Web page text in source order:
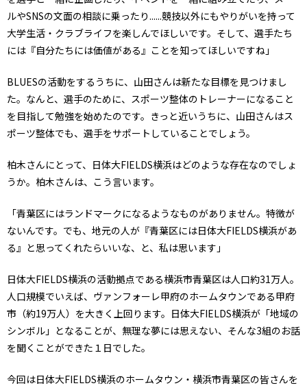
ルやSNSの文面の相談に乗ったり......競技以外にもやりがいを持って
大学生活・クラブライフを楽しんでほしいです。そして、選手たち
には『自分たちには価値がある』ことを知ってほしいですね」
BLUESの活動をするうちに、山田さんは新たな目標を見つけまし
た。なんと、選手のために、スポーツ整体のトレーナーになること
を目指して勉強を始めたのです。きっと近いうちに、山田さんはス
ポーツ整体でも、選手をサポートしていることでしょう。
柏木さんにとって、日体大FIELDS横浜はどのような存在なのでしょ
うか。柏木さんは、こう言います。
「青葉区にはランドマークになるようなものがありません。特徴が
ないんです。でも、地元の人が『青葉区には日体大FIELDS横浜があ
る』と思ってくれたらいいな、と、私は思います」
日体大FIELDS横浜の活動拠点である横浜市青葉区は人口約31万人。
人口規模でいえば、ヴァンフォーレ甲府のホームタウンである甲府
市（約19万人）を大きく上回ります。日体大FIELDS横浜が「地域の
シンボル」となることが、無理な夢には思えない、そんな3組のお話
を聞くことができた１日でした。
今回は日体大FIELDS横浜のホームタウン・横浜市青葉区の皆さんを